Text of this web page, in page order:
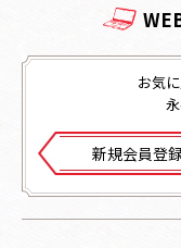
お気
新規会員登